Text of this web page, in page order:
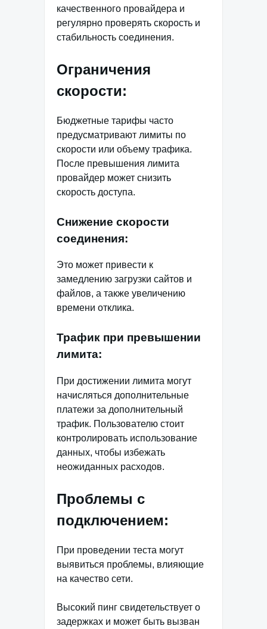
качественного провайдера и
регулярно проверять скорость и
стабильность соединения.
Ограничения
скорости:
Бюджетные тарифы часто
предусматривают лимиты по
скорости или объему трафика.
После превышения лимита
провайдер может снизить
скорость доступа.
Снижение скорости
соединения:
Это может привести к
замедлению загрузки сайтов и
файлов, а также увеличению
времени отклика.
Трафик при превышении
лимита:
При достижении лимита могут
начисляться дополнительные
платежи за дополнительный
трафик. Пользователю стоит
контролировать использование
данных, чтобы избежать
неожиданных расходов.
Проблемы с
подключением:
При проведении теста могут
выявиться проблемы, влияющие
на качество сети.
Высокий пинг свидетельствует о
задержках и может быть вызван